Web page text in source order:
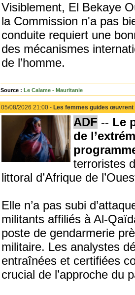
Visiblement, El Bekaye
la Commission n'a pas
conduite requiert une
des mécanismes
de l’homme.
Source : Le Calame - Mauritanie
05/08/2026 21:00 - Les femmes guides
ADF -- Le
de
terroristes
littoral d’Afrique de
Elle n’a pas subi
militants affiliés à Al-
poste de gendarmerie
militaire. Les analystes
entraînées et certifiées
crucial de l’approche du